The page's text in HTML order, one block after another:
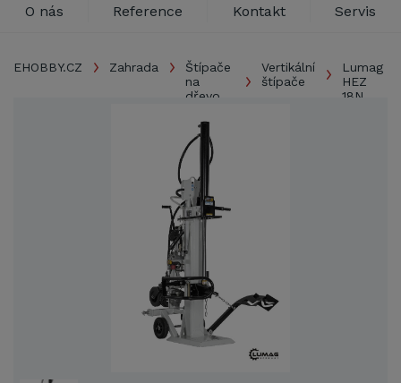
O nás Reference Kontakt Servis
EHOBBY.CZ Zahrada
Štípače
na
dřevo
Vertikální
štípače
Lumag
HEZ
18N